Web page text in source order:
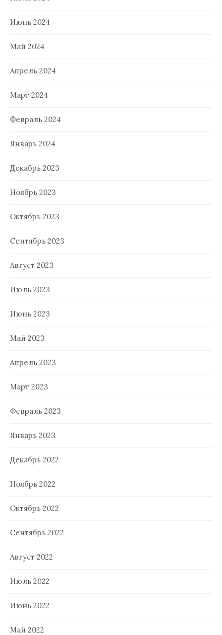
Июнь 2024
Май 2024
Апрель 2024
Март 2024
Февраль 2024
Январь 2024
Декабрь 2023
Ноябрь 2023
Октябрь 2023
Сентябрь 2023
Август 2023
Июль 2023
Июнь 2023
Май 2023
Апрель 2023
Март 2023
Февраль 2023
Январь 2023
Декабрь 2022
Ноябрь 2022
Октябрь 2022
Сентябрь 2022
Август 2022
Июль 2022
Июнь 2022
Май 2022